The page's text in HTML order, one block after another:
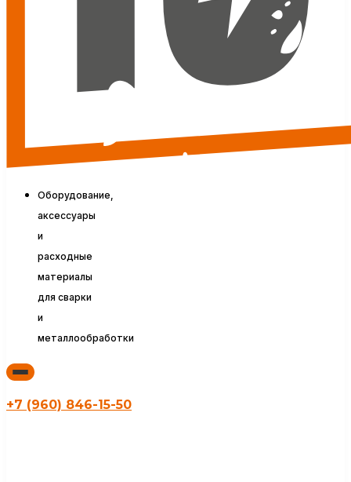
Оборудование,
аксессуары
и
расходные
материалы
для сварки
и
металлообработки
+7 (960) 846-15-50